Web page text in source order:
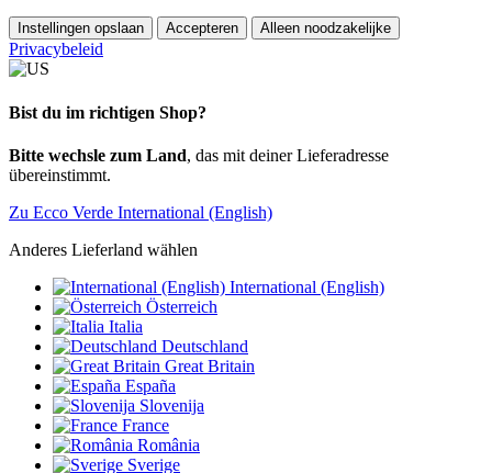
Instellingen opslaan Accepteren Alleen noodzakelijke
Privacybeleid
Bist du im richtigen Shop?
Bitte wechsle zum Land, das mit deiner Lieferadresse
übereinstimmt.
Zu Ecco Verde International (English)
Anderes Lieferland wählen
International (English)
Österreich
Italia
Deutschland
Great Britain
España
Slovenija
France
România
Sverige